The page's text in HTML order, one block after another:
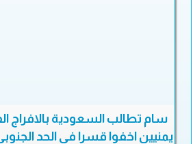
سام تطالب السعودية بالافراج
يمنيين اخفوا قسرا في الحد